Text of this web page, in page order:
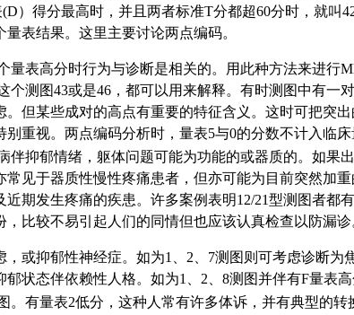
）得分最高时，并且两者标准T分都超60分时，就
表结果。这里主要讨论两点编码。
量表高分时行为与诊断是相关的。用此种方法来进
个测图43或是46，都可以用来解释。有时测图中有
。但某些成对的高点有重要的特征含义。这时可把
重视。两点编码分析时，量表5与0的分数不计入临
伴抑郁情绪，躯体问题可能为功能的或器质的。如
见于器质性慢性疼痛患者，但亦可能为目前突然加
期发生疼痛的疾患。许多案例表明12/21型测图者
比较不易引起人们的同情但也应该认真检查以防漏诊
或抑郁性神经症。如为1、2、7测图则可考虑诊断
状态伴依赖性人格。如为1、2、8测图并伴有F量表
。有量表2低分，这种人常有许多体诉，并有典型的